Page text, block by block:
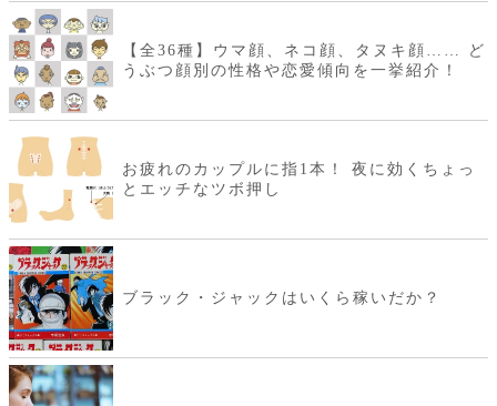
【全36種】ウマ顔、ネコ顔、タヌキ顔…… ど
うぶつ顔別の性格や恋愛傾向を一挙紹介！
お疲れのカップルに指1本！ 夜に効くちょっ
とエッチなツボ押し
ブラック・ジャックはいくら稼いだか？